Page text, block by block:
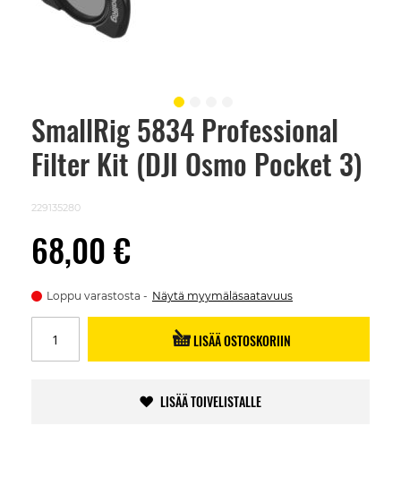
SmallRig 5834 Professional
Filter Kit (DJI Osmo Pocket 3)
229135280
68,00 €
Loppu varastosta Näytä myymäläsaatavuus
LISÄÄ OSTOSKORIIN
LISÄÄ TOIVELISTALLE
Skip
beginning
images